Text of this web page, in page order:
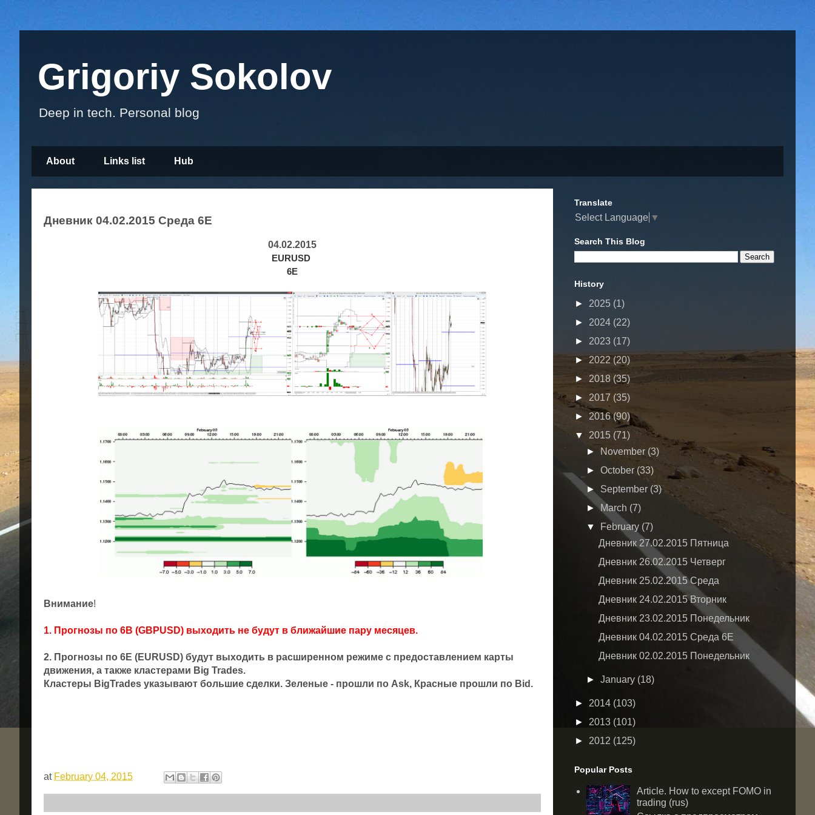
Grigoriy Sokolov
Deep in tech. Personal blog
About Links list Hub
Дневник 04.02.2015 Среда 6Е
04.02.2015
EURUSD
6Е
Внимание!
1. Прогнозы по 6В (GBPUSD) выходить не будут в ближайшие пару месяцев.
2. Прогнозы по 6Е (EURUSD) будут выходить в расширенном режиме с предоставлением карты
движения, а также кластерами Big Trades.
Кластеры BigTrades указывают большие сделки. Зеленые - прошли по Ask, Красные прошли по Bid.
at February 04, 2015
Translate
Select Language ▼
Search This Blog
History
► 2025 (1)
► 2024 (22)
► 2023 (17)
► 2022(20)
► 2018 (35)
► 2017 (35)
► 2016(90)
▼ 2015 (71)
►
November (3)
►October (33)
► September (3)
►March (7)
▼
February (7)
Дневник 27.02.2015 Пятница
Дневник 26.02.2015 Четверг
Дневник 25.02.2015 Среда
Дневник 24.02.2015 Вторник
Дневник 23.02.2015 Понедельник
Дневник 04.02.2015 Среда 6Е
Дневник 02.02.2015 Понедельник
►January (18)
► 2014 (103)
► 2013 (101)
► 2012 (125)
Popular Posts
Article. How to except FOMO in
trading (rus)